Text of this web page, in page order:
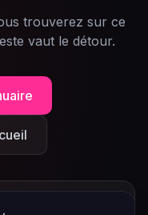
trouverez sur ce
vaut le détour.